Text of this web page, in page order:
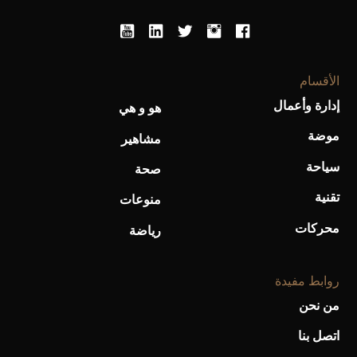
أحذية Mary Jane: ترف وأناقة للرجال
الأقسام
إدارة وأعمال
موضة
سياحة
تقنية
محركات
هو و هي
مشاهير
صحة
منوعات
رياضة
روابط مفيدة
من نحن
اتصل بنا